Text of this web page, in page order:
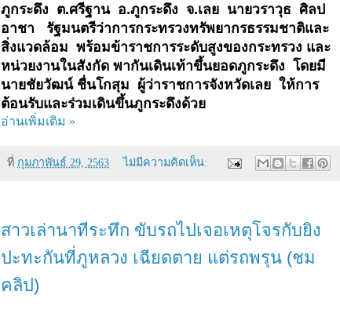
ภูกระดึง ต.ศรีฐาน อ.ภูกระดึง จ.เลย นายวราวุธ ศิลป
อาชา รัฐมนตรีว่าการกระทรวงทรัพยากรธรรมชาติและ
สิ่งแวดล้อม พร้อมข้าราชการระดับสูงของกระทรวง และ
หน่วยงานในสังกัด พากันเดินเท้าขึ้นยอดภูกระดึง โดยมี
นายชัยวัฒน์ ชื่นโกสุม ผู้ว่าราชการจังหวัดเลย ให้การ
ต้อนรับและร่วมเดินขึ้นภูกระดึงด้วย
อ่านเพิ่มเติม »
ที่ กุมภาพันธ์ 29, 2563 ไม่มีความคิดเห็น:
สาวเล่านาทีระทึก ขับรถไปเจอเหตุโจรกับยิง
ปะทะกันที่ภูหลวง เฉียดตาย แต่รถพรุน (ชม
คลิป)